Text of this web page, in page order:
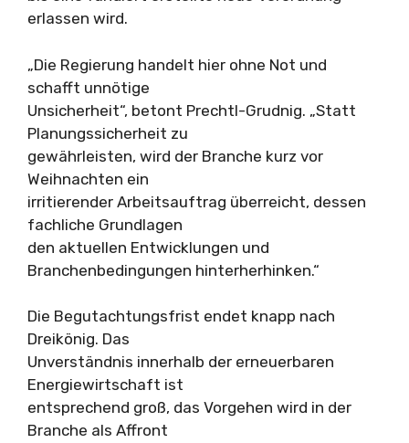
erlassen wird.
„Die Regierung handelt hier ohne Not und
schafft unnötige
Unsicherheit“, betont Prechtl-Grudnig. „Statt
Planungssicherheit zu
gewährleisten, wird der Branche kurz vor
Weihnachten ein
irritierender Arbeitsauftrag überreicht, dessen
fachliche Grundlagen
den aktuellen Entwicklungen und
Branchenbedingungen hinterherhinken.“
Die Begutachtungsfrist endet knapp nach
Dreikönig. Das
Unverständnis innerhalb der erneuerbaren
Energiewirtschaft ist
entsprechend groß, das Vorgehen wird in der
Branche als Affront